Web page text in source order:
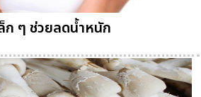
ก ๆ ช่วยลดน้ำหนัก